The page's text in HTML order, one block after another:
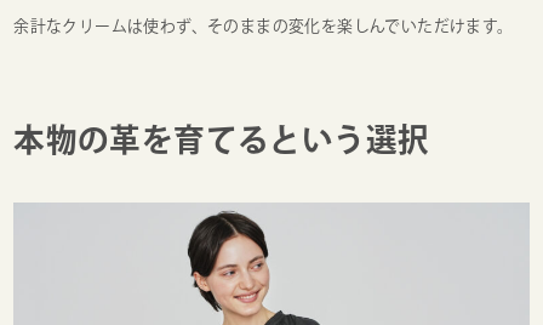
余計なクリームは使わず、そのままの変化を楽しんでいただけます。
本物の革を育てるという選択